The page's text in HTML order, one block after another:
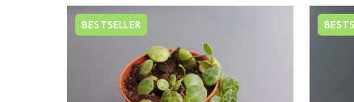
BESTSELLER